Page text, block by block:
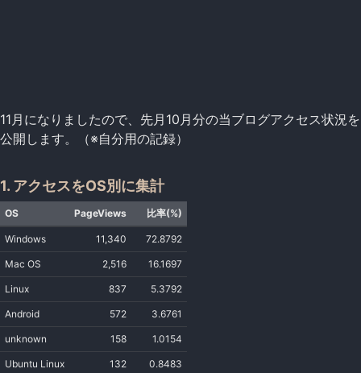
11月になりましたので、先月10月分の当ブログアクセス状況を
公開します。（※自分用の記録）
1. アクセスをOS別に集計
OS PageViews 比率(%)
Windows 11,340 72.8792
Mac OS 2,516 16.1697
Linux 837 5.3792
Android 572 3.6761
unknown 158 1.0154
Ubuntu Linux 132 0.8483